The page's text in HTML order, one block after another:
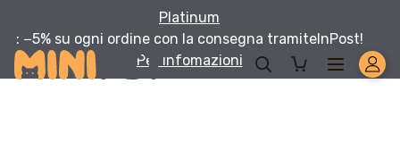
Platinum
: −5% su ogni ordine con la consegna tramiteInPost!
Per infomazioni